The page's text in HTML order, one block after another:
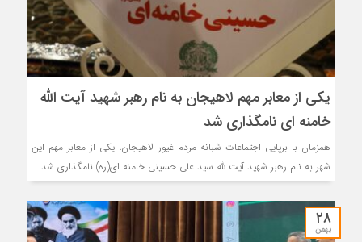
یکی از معابر مهم لاهیجان به نام رهبر شهید آیت الله
خامنه ای نامگذاری شد
همزمان با برپایی اجتماعات شبانه مردم غیور لاهیجان، یکی از معابر مهم این
شهر به نام رهبر شهید آیت لله سید علی حسینی خامنه ای(ره) نامگذاری شد.
۲۸
بهمن